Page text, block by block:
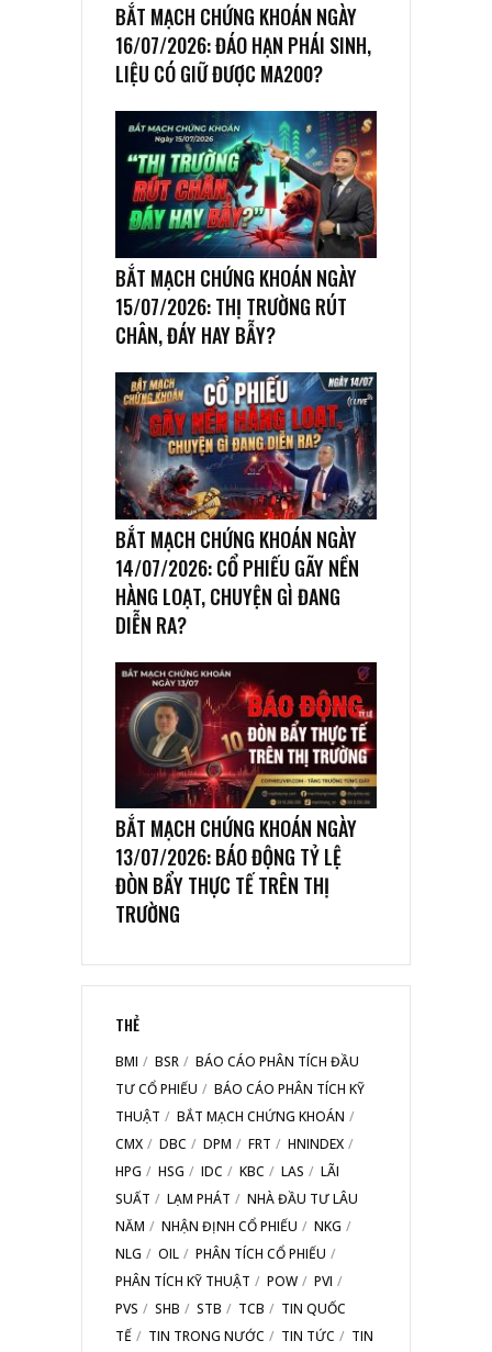
BẮT MẠCH CHỨNG KHOÁN NGÀY
16/07/2026: ĐÁO HẠN PHÁI SINH,
LIỆU CÓ GIỮ ĐƯỢC MA200?
BẮT MẠCH CHỨNG KHOÁN NGÀY
15/07/2026: THỊ TRƯỜNG RÚT
CHÂN, ĐÁY HAY BẪY?
BẮT MẠCH CHỨNG KHOÁN NGÀY
14/07/2026: CỔ PHIẾU GÃY NỀN
HÀNG LOẠT, CHUYỆN GÌ ĐANG
DIỄN RA?
BẮT MẠCH CHỨNG KHOÁN NGÀY
13/07/2026: BÁO ĐỘNG TỶ LỆ
ĐÒN BẨY THỰC TẾ TRÊN THỊ
TRƯỜNG
THẺ
BMI BSR
BÁO CÁO PHÂN TÍCH ĐẦU
TƯ CỔ PHIẾU
BÁO CÁO PHÂN TÍCH KỸ
THUẬT
BẮT MẠCH CHỨNG KHOÁN
CMX
DBC DPM FRT
HNINDEX
HPG
HSG IDC KBC LAS
LÃI
SUẤT
LẠM PHÁT
NHÀ ĐẦU TƯ LÂU
NĂM
NHẬN ĐỊNH CỔ PHIẾU
NKG
NLG
OIL
PHÂN TÍCH CỔ PHIẾU
PHÂN TÍCH KỸ THUẬT
POW
PVI
PVS
SHB STB TCB
TIN QUỐC
TẾ
TIN TRONG NƯỚC TIN TỨC TIN